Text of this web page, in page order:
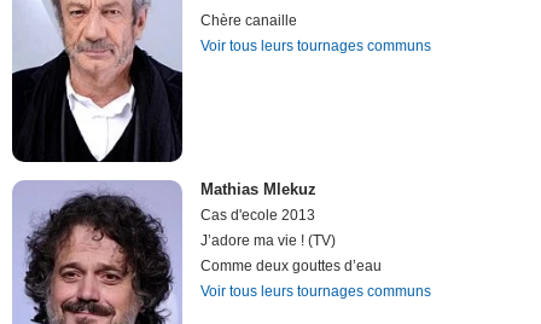
Chère canaille
Voir tous leurs tournages communs
Mathias Mlekuz
Cas d'ecole 2013
J’adore ma vie ! (TV)
Comme deux gouttes d’eau
Voir tous leurs tournages communs